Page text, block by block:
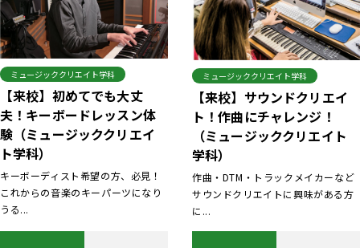
ミュージッククリエイト学科
【来校】初めてでも大丈
夫！キーボードレッスン体
験（ミュージッククリエイ
ト学科）
キーボーディスト希望の方、必見！
これからの音楽のキーパーツになり
うる...
ミュージッククリエイト学科
【来校】サウンドクリエイ
ト！作曲にチャレンジ！
（ミュージッククリエイト
学科）
作曲・DTM・トラックメイカーなど
サウンドクリエイトに興味がある方
に...